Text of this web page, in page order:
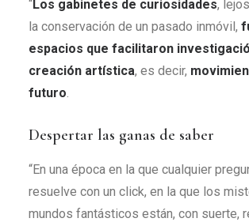
“Los gabinetes de curiosidades,
la conservación de un pasado inmóvil,
espacios que facilitaron
creación artística, es decir,
futuro.
Despertar las ganas de saber
“En una época en la que cualquier
resuelve con un click, en la que los
mundos fantásticos están, con suerte,